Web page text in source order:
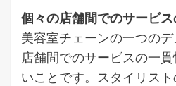
個々の店舗間でのサービ
美容室チェーンの一つの
店舗間でのサービスの一
いことです。スタイリス